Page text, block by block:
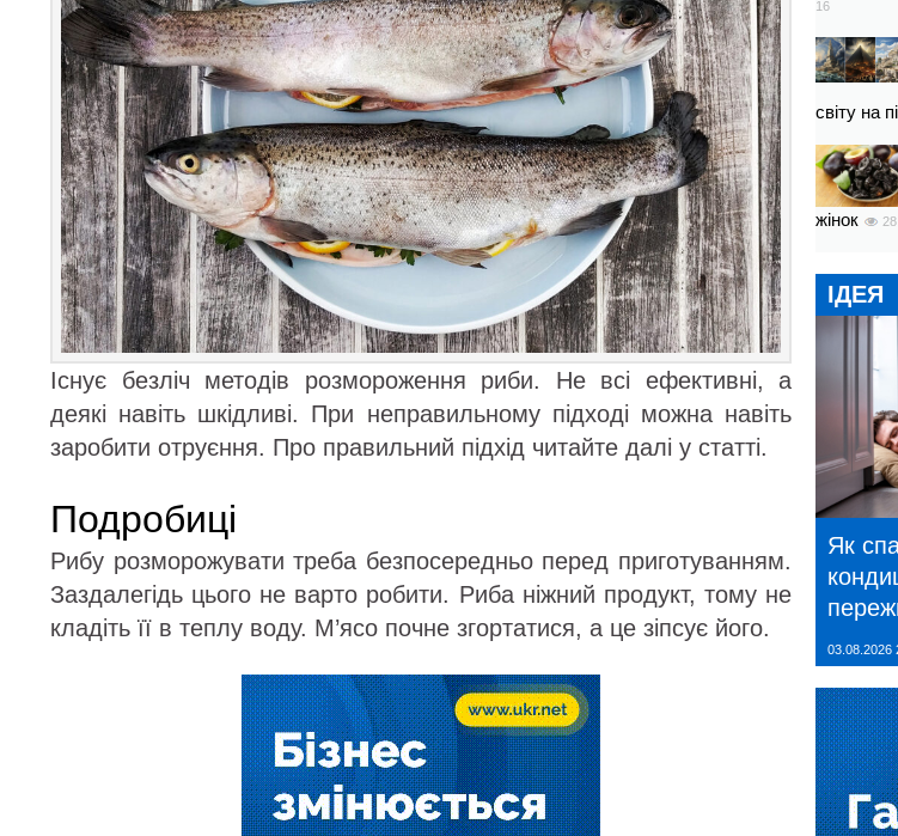
Існує безліч методів розмороження риби. Не всі ефективні, а
деякі навіть шкідливі. При неправильному підході можна навіть
заробити отруєння. Про правильний підхід читайте далі у статті.
Подробиці
Рибу розморожувати треба безпосередньо перед приготуванням.
Заздалегідь цього не варто робити. Риба ніжний продукт, тому не
кладіть її в теплу воду. М’ясо почне згортатися, а це зіпсує його.
16
світу на
жінок
28
ІДЕЯ
Як
03.08.2026